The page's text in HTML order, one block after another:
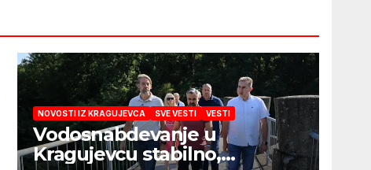
NOVOSTI IZ KRAGUJEVCA SVE VESTI VESTI
Vodosnabdevanje u
Kragujevcu stabilno,